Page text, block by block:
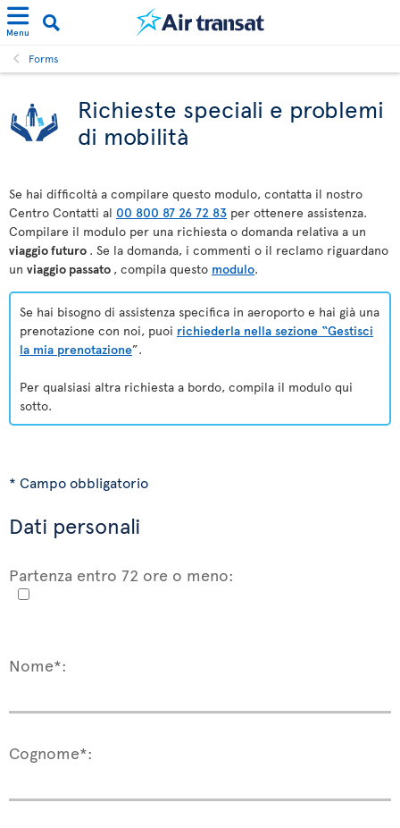
Menu
Forms
Richieste speciali e problemi
di mobilità
Se hai difficoltà a compilare questo modulo, contatta il nostro
Centro Contatti al 00 800 87 26 72 83 per ottenere assistenza.
Compilare il modulo per una richiesta o domanda relativa a un
viaggio futuro . Se la domanda, i commenti o il reclamo riguardano
un viaggio passato , compila questo modulo.
Se hai bisogno di assistenza specifica in aeroporto e hai già una
prenotazione con noi, puoi richiederla nella sezione “Gestisci
la mia prenotazione”.
Per qualsiasi altra richiesta a bordo, compila il modulo qui
sotto.
* Campo obbligatorio
Dati personali
Partenza entro 72 ore o meno:
Nome*:
Cognome*: